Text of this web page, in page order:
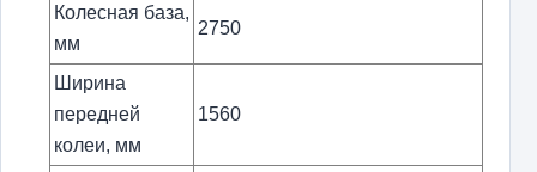
Колесная база,
мм
2750
Ширина
передней
колеи, мм
1560